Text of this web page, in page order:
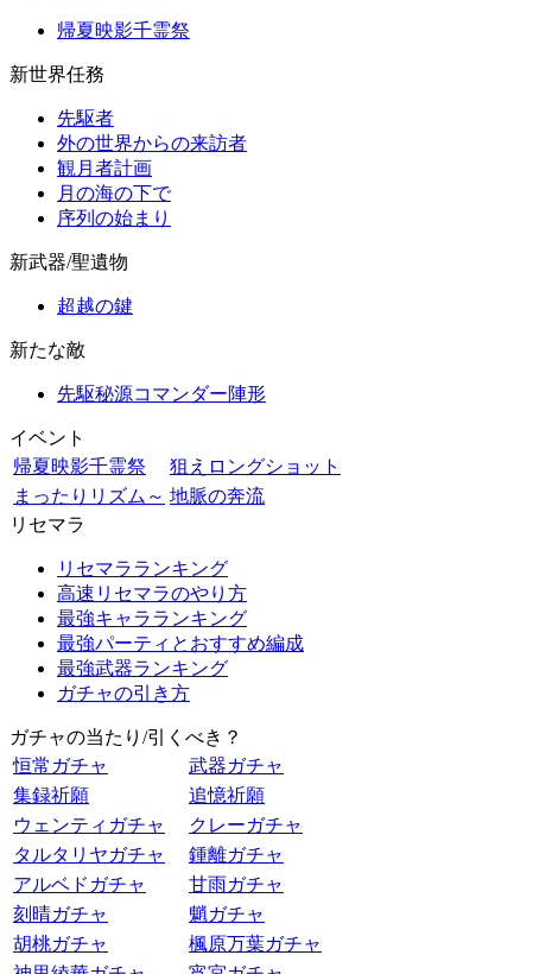
帰夏映影千霊祭
新世界任務
先駆者
外の世界からの来訪者
観月者計画
月の海の下で
序列の始まり
新武器/聖遺物
超越の鍵
新たな敵
先駆秘源コマンダー陣形
イベント
帰夏映影千霊祭
狙えロングショット
まったりリズム～ 地脈の奔流
リセマラ
リセマラランキング
高速リセマラのやり方
最強キャラランキング
最強パーティとおすすめ編成
最強武器ランキング
ガチャの引き方
ガチャの当たり/引くべき？
恒常ガチャ
武器ガチャ
集録祈願
追憶祈願
ウェンティガチャ
クレーガチャ
タルタリヤガチャ
鍾離ガチャ
アルベドガチャ
甘雨ガチャ
刻晴ガチャ
魈ガチャ
胡桃ガチャ
楓原万葉ガチャ